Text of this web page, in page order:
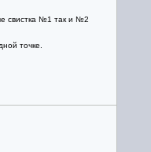
свистка №1 так и №2
точке.